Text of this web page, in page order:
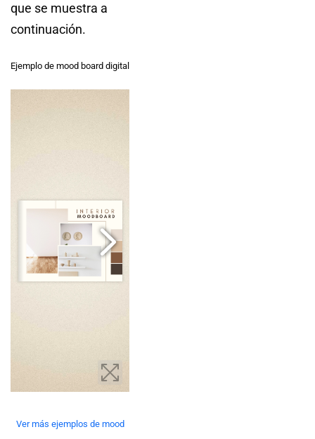
que se muestra a
continuación.
Ejemplo de mood board digital
Ver más ejemplos de mood